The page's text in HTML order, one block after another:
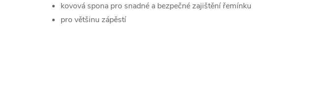
kovová spona pro snadné a bezpečné zajištění řemínku
pro většinu zápěstí